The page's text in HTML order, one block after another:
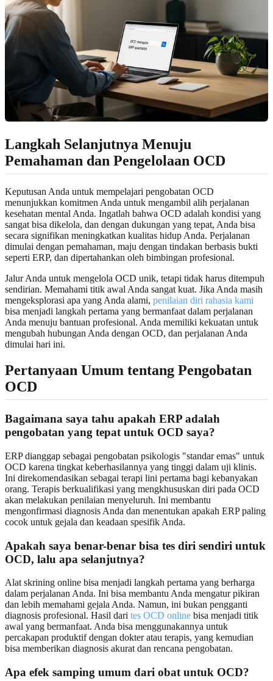
Langkah Selanjutnya Menuju
Pemahaman dan Pengelolaan OCD
Keputusan Anda untuk mempelajari pengobatan OCD
menunjukkan komitmen Anda untuk mengambil alih perjalanan
kesehatan mental Anda. Ingatlah bahwa OCD adalah kondisi yang
sangat bisa dikelola, dan dengan dukungan yang tepat, Anda bisa
secara signifikan meningkatkan kualitas hidup Anda. Perjalanan
dimulai dengan pemahaman, maju dengan tindakan berbasis bukti
seperti ERP, dan dipertahankan oleh bimbingan profesional.
Jalur Anda untuk mengelola OCD unik, tetapi tidak harus ditempuh
sendirian. Memahami titik awal Anda sangat kuat. Jika Anda masih
mengeksplorasi apa yang Anda alami, penilaian diri rahasia kami
bisa menjadi langkah pertama yang bermanfaat dalam perjalanan
Anda menuju bantuan profesional. Anda memiliki kekuatan untuk
mengubah hubungan Anda dengan OCD, dan perjalanan Anda
dimulai hari ini.
Pertanyaan Umum tentang Pengobatan
OCD
Bagaimana saya tahu apakah ERP adalah
pengobatan yang tepat untuk OCD saya?
ERP dianggap sebagai pengobatan psikologis "standar emas" untuk
OCD karena tingkat keberhasilannya yang tinggi dalam uji klinis.
Ini direkomendasikan sebagai terapi lini pertama bagi kebanyakan
orang. Terapis berkualifikasi yang mengkhususkan diri pada OCD
akan melakukan penilaian menyeluruh. Ini membantu
mengonfirmasi diagnosis Anda dan menentukan apakah ERP paling
cocok untuk gejala dan keadaan spesifik Anda.
Apakah saya benar-benar bisa tes diri sendiri untuk
OCD, lalu apa selanjutnya?
Alat skrining online bisa menjadi langkah pertama yang berharga
dalam perjalanan Anda. Ini bisa membantu Anda mengatur pikiran
dan lebih memahami gejala Anda. Namun, ini bukan pengganti
diagnosis profesional. Hasil dari tes OCD online bisa menjadi titik
awal yang bermanfaat. Anda bisa menggunakannya untuk
percakapan produktif dengan dokter atau terapis, yang kemudian
bisa memberikan diagnosis akurat dan rencana pengobatan.
Apa efek samping umum dari obat untuk OCD?